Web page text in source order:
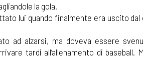
la gola.
lui quando finalmente era uscito dal
ad alzarsi, ma doveva essere
tardi all’allenamento di baseball.